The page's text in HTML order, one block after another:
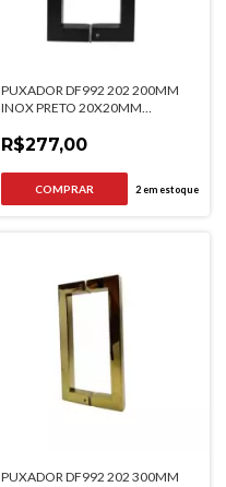
PUXADOR DF992 202 200MM
INOX PRETO 20X20MM
R$277,00
2em estoque
PUXADOR DF992 202 300MM